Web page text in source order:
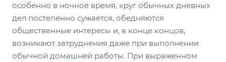
особенно в ночное время, круг обычных дневных
дел постепенно сужается, обедняются
общественные интересы и, в конце концов,
возникают затруднения даже при выполнении
обычной домашней работы. При выраженном